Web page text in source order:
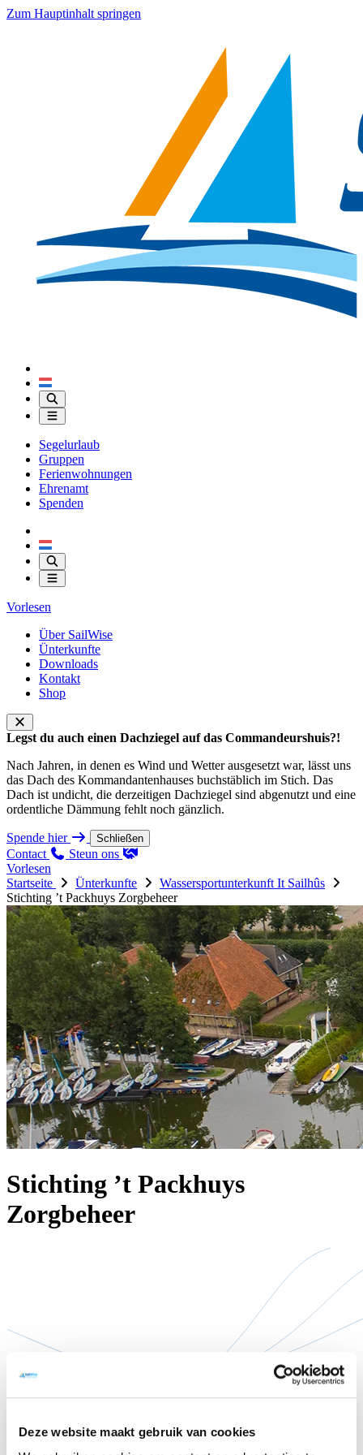
Deze website maakt gebruik van cookies
Zum Hauptinhalt springen
Segelurlaub
Gruppen
Ferienwohnungen
Ehrenamt
Spenden
Vorlesen
Über SailWise
Ünterkunfte
Downloads
Kontakt
Shop
Legst du auch einen Dachziegel auf das Commandeurshuis?!
Nach Jahren, in denen es Wind und Wetter ausgesetzt war, lässt uns
das Dach des Kommandantenhauses buchstäblich im Stich. Das
Dach ist undicht, die derzeitigen Dachziegel sind abgenutzt und eine
ordentliche Dämmung fehlt noch gänzlich.
Spende hier Schließen
Contact
Steun ons
Vorlesen
Startseite
Ünterkunfte
Wassersportunterkunft It Sailhûs
Stichting ’t Packhuys Zorgbeheer
Stichting ’t Packhuys
Zorgbeheer